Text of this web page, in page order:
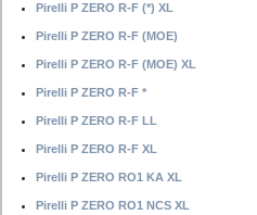
Pirelli P ZERO R-F (*) XL
Pirelli P ZERO R-F (MOE)
Pirelli P ZERO R-F (MOE) XL
Pirelli P ZERO R-F *
Pirelli P ZERO R-F LL
Pirelli P ZERO R-F XL
Pirelli P ZERO RO1 KA XL
Pirelli P ZERO RO1 NCS XL